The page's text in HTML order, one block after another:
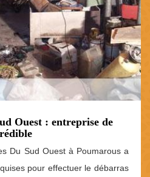
Ouest : entreprise de
Du Sud Ouest à Poumarous a
pour effectuer le débarras